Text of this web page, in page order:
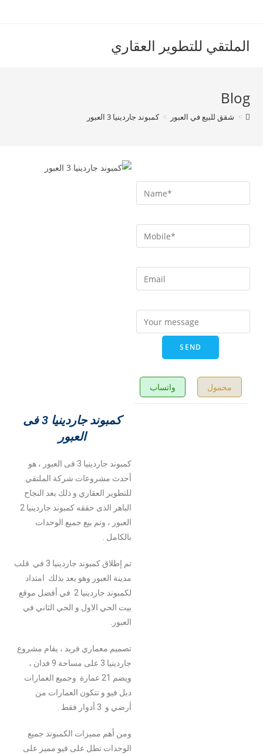
الملتقي للتطوير العقاري
Blog
> شقق للبيع في العبور > كمبوند جاردينيا 3 العبور
واتساب محمول
كمبوند جاردينيا 3 فى
العبور
كمبوند جاردينيا 3 فى العبور ، هو
أحدث مشروعات شركة الملتقي
للتطوير العقاري و ذلك بعد النجاح
الباهر الذى حققه كمبوند جاردينيا 2
العبور ، وتم بيع جميع الوحدات
بالكامل .
تم إطلاق كمبوند جاردينيا 3 في قلب
مدينة العبور وهو يعد بذلك امتداد
لكمبوند جاردينيا 2 في أفضل موقع
بيت الحي الاول و الحي الثاني في
العبور.
تصميم معماري فريد ، يقام مشروع
جاردينيا 3 على مساحة 9 فدان ،
ويضم 21 عمارة وجميع العمارات
دبل فيو و تتكون العمارات من
أرضي و 3 أدوار فقط .
ومن أهم مميزات الكمبوند جميع
الوحدات تطل على فيو مميز على